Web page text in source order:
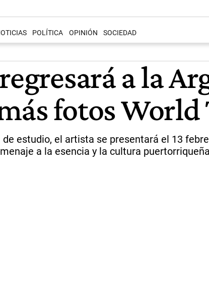
POLÍTICA OPINIÓN SOCIEDAD
a la
fotos World
estudio, el artista se presentará el 13
a la esencia y la cultura